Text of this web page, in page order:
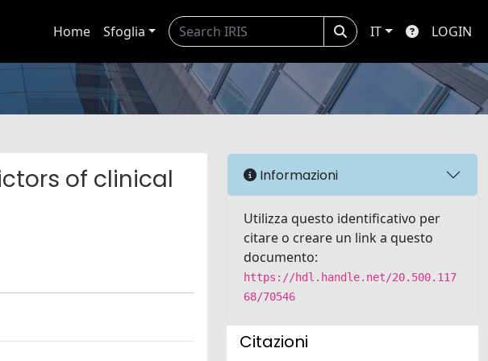
Home Sfoglia IT LOGIN
of clinical
Informazioni
Utilizza questo identificativo per
citare o creare un link a questo
documento:
https://hdl.handle.net/20.500.117
68/70546
Citazioni